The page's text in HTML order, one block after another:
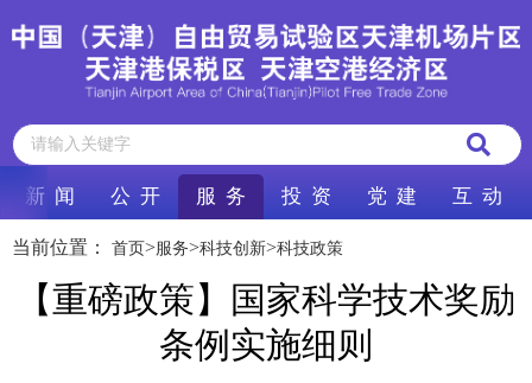
新 闻 公 开 服 务 投 资 党 建 互 动
当前位置： 首页>服务>科技创新>科技政策
【重磅政策】国家科学技术奖励
条例实施细则